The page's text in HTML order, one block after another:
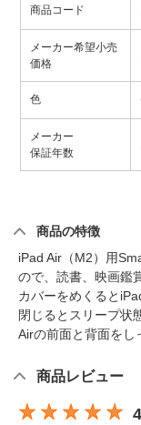
商品コード
メーカー希望小売
価格
色
メーカー
保証年数
商品の特徴
iPad Air（M2）用
ので、読書、映画鑑
カバーをめくると
閉じるとスリープ状
Airの前面と背面をし
商品レビュー